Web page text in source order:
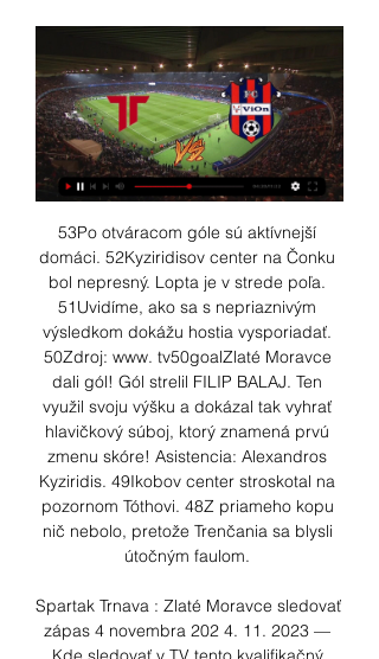
53Po otváracom góle sú aktívnejší
domáci. 52Kyziridisov center na Čonku
bol nepresný. Lopta je v strede poľa.
51Uvidíme, ako sa s nepriaznivým
výsledkom dokážu hostia vysporiadať.
50Zdroj: www. tv50goalZlaté Moravce
dali gól! Gól strelil FILIP BALAJ. Ten
využil svoju výšku a dokázal tak vyhrať
hlavičkový súboj, ktorý znamená prvú
zmenu skóre! Asistencia: Alexandros
Kyziridis. 49Ikobov center stroskotal na
pozornom Tóthovi. 48Z priameho kopu
nič nebolo, pretože Trenčania sa blysli
útočným faulom.
Spartak Trnava : Zlaté Moravce sledovať
zápas 4 novembra 202 4. 11. 2023 —